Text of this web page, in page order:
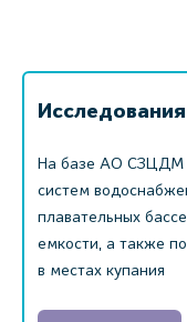
На базе АО СЗЦДМ
систем
плавательных
емкости, а также
в местах купания